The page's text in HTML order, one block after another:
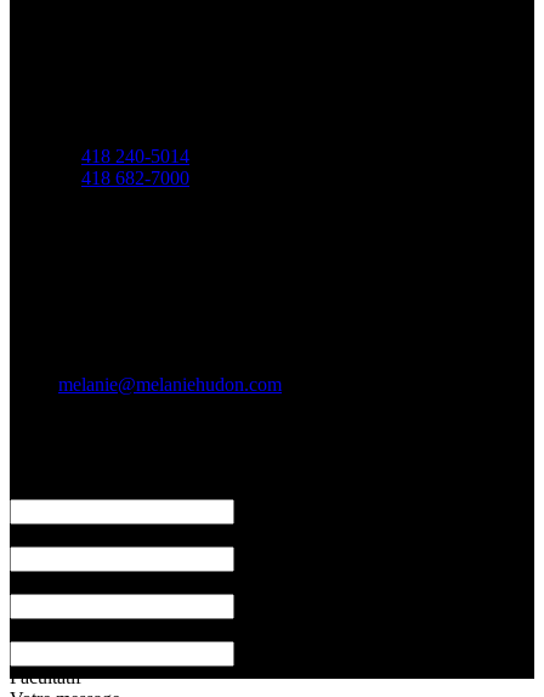
418 240-5014
418 682-7000
melanie@melaniehudon.com
Facultatif